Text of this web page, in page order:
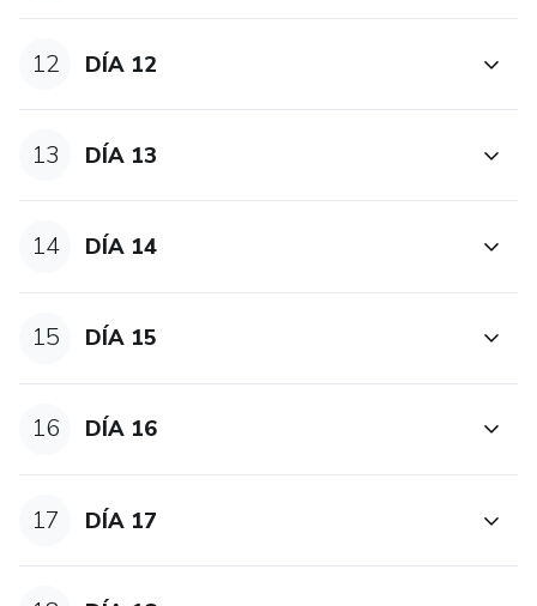
12 DÍA 12
13 DÍA 13
14 DÍA 14
15 DÍA 15
16 DÍA 16
17 DÍA 17